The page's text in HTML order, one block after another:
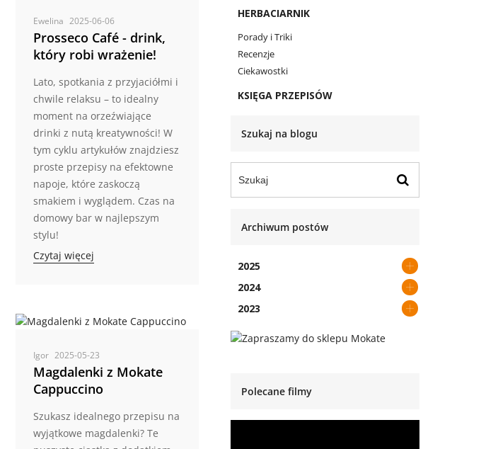
HERBACIARNIK
Porady i Triki
Recenzje
Ciekawostki
KSIĘGA PRZEPISÓW
Szukaj na blogu
Archiwum postów
2025
2024
2023
Polecane filmy
Ewelina 2025-06-06
Prosseco Café - drink,
który robi wrażenie!
Lato, spotkania z przyjaciółmi i
chwile relaksu – to idealny
moment na orzeźwiające
drinki z nutą kreatywności! W
tym cyklu artykułów znajdziesz
proste przepisy na efektowne
napoje, które zaskoczą
smakiem i wyglądem. Czas na
domowy bar w najlepszym
stylu!
Czytaj więcej
Igor 2025-05-23
Magdalenki z Mokate
Cappuccino
Szukasz idealnego przepisu na
wyjątkowe magdalenki? Te